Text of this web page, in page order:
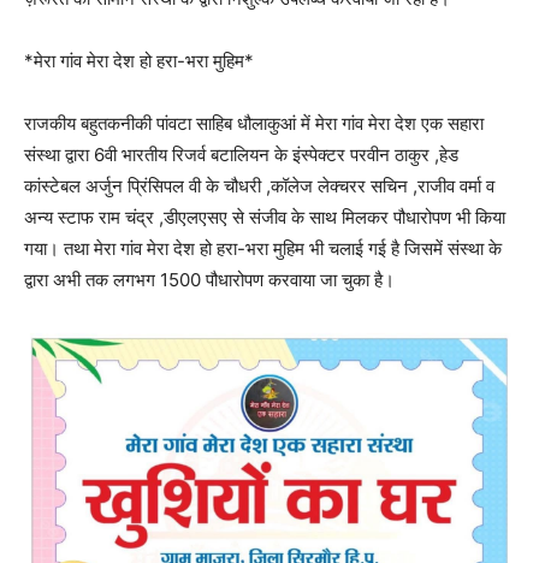
*मेरा गांव मेरा देश हो हरा-भरा मुहिम*
राजकीय बहुतकनीकी पांवटा साहिब धौलाकुआं में मेरा गांव मेरा देश एक सहारा
संस्था द्वारा 6वी भारतीय रिजर्व बटालियन के इंस्पेक्टर परवीन ठाकुर ,हेड
कांस्टेबल अर्जुन प्रिंसिपल वी के चौधरी ,कॉलेज लेक्चरर सचिन ,राजीव वर्मा व
अन्य स्टाफ राम चंद्र ,डीएलएसए से संजीव के साथ मिलकर पौधारोपण भी किया
गया। तथा मेरा गांव मेरा देश हो हरा-भरा मुहिम भी चलाई गई है जिसमें संस्था के
द्वारा अभी तक लगभग 1500 पौधारोपण करवाया जा चुका है।